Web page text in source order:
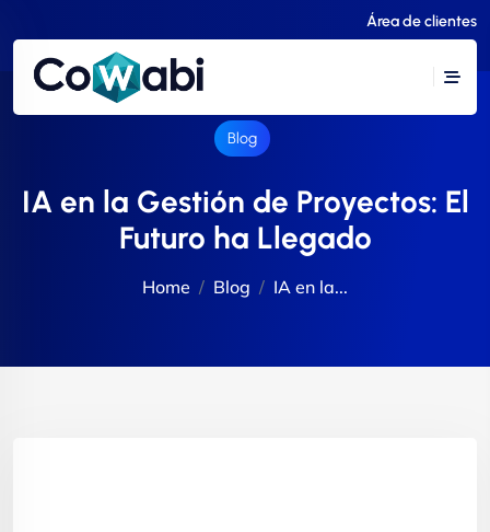
Área de clientes
Blog
IA en la Gestión de Proyectos: El
Futuro ha Llegado
Home Blog IA en la...